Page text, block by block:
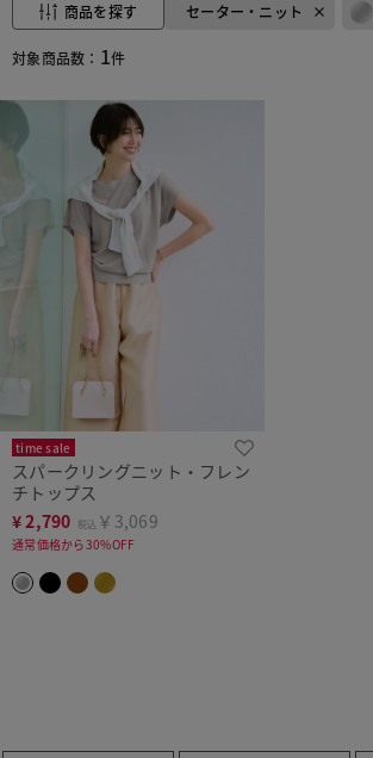
商品を探す セーター・ニット
対象商品数： 1件
time sale
スパークリングニット・フレン
チトップス
¥2,790 税込 ￥3,069
通常価格から30%OFF